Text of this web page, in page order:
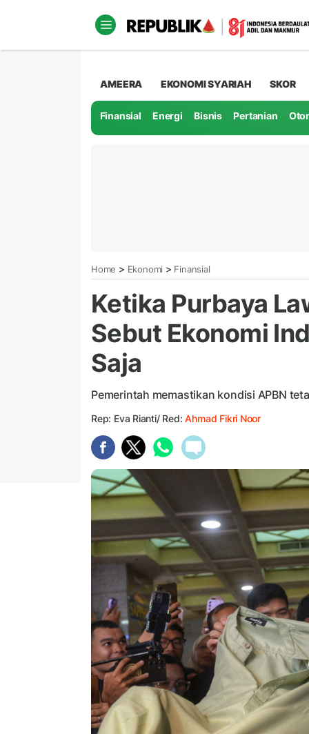
AMEERA EKONOMI SYARIAH SKOR
Finansial Energi Bisnis Pertanian
Home > Ekonomi > Finansial
Ketika Purbaya
Sebut Ekonomi
Saja
Pemerintah memastikan kondisi APBN
Rep: Eva Rianti/ Red:Ahmad Fikri Noor